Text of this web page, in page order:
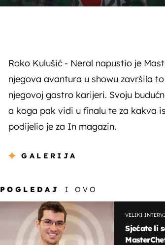
Roko Kulušić - Neral napustio je
njegova avantura u showu završila
njegovoj gastro karijeri. Svoju
a koga pak vidi u finalu te za kakva
podijelio je za In magazin.
GALERIJA
POGLEDAJ I OVO
VELIKI
Sjećate li